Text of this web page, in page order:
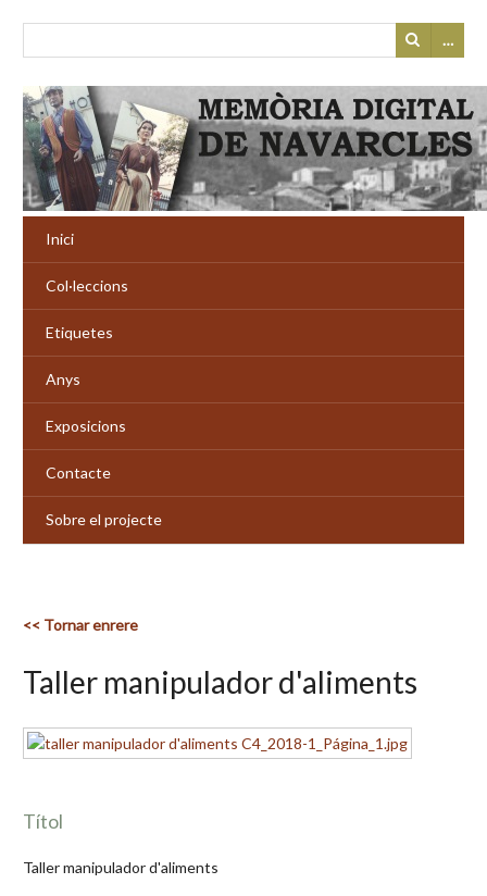
…
Inici
Col·leccions
Etiquetes
Anys
Exposicions
Contacte
Sobre el projecte
<< Tornar enrere
Taller manipulador d'aliments
Títol
Taller manipulador d'aliments